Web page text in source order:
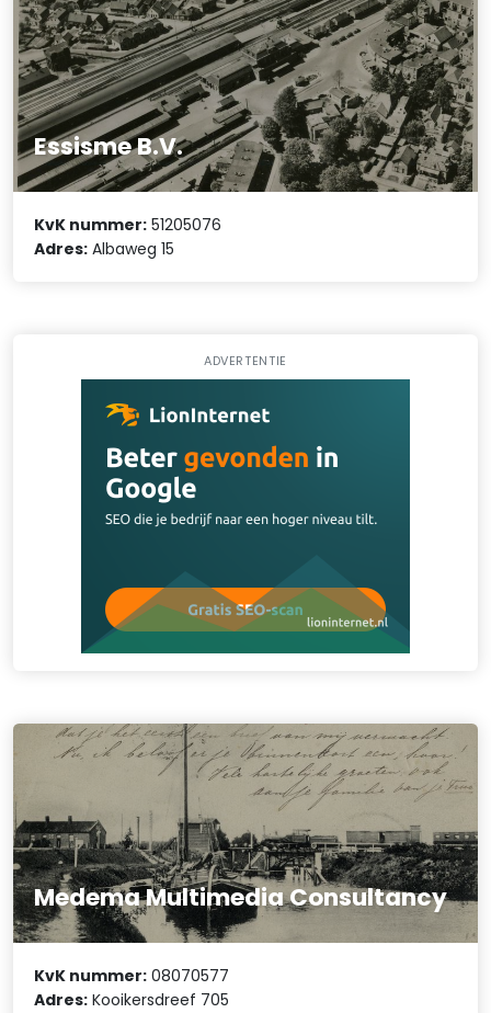
Essisme B.V.
KvK nummer: 51205076
Adres: Albaweg 15
ADVERTENTIE
Medema Multimedia Consultancy
KvK nummer: 08070577
Adres: Kooikersdreef 705